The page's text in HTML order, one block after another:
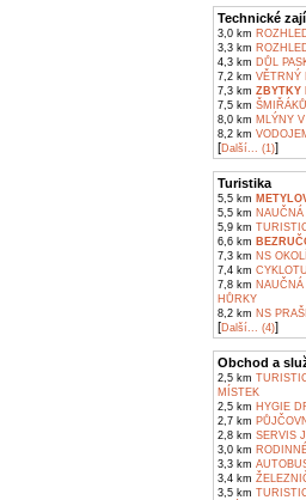
Technické
3,0 km
3,3 km
4,3 km DŮL
7,2 km VĚTRNÝ
7,3 km ZBYTKY
7,5 km
8,0 km MLÝNY
8,2 km
[Další... (1)]
Turistika
5,5 km
5,5 km
5,9 km
6,6 km
7,3 km NS
7,4 km
7,8 km
HŮRKY
8,2 km NS
[Další... (4)]
Obchod a
2,5 km
MÍSTEK
2,5 km HYGIE
2,7 km
2,8 km SERVIS
3,0 km
3,3 km
3,4 km
3,5 km